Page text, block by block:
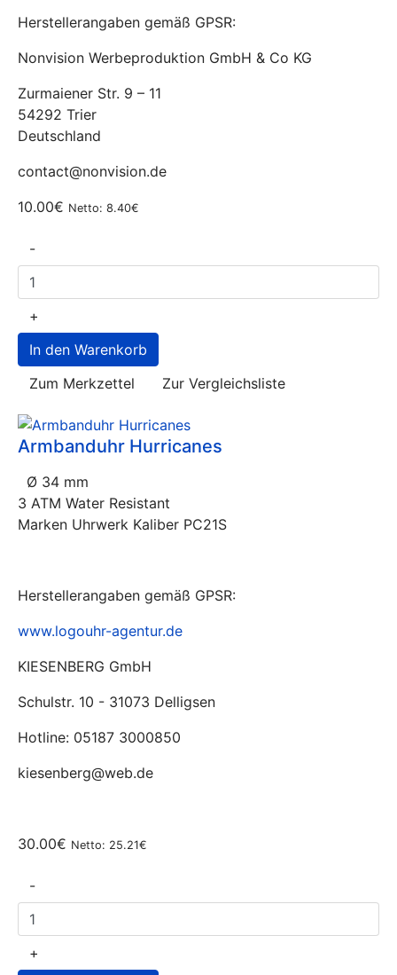
Herstellerangaben gemäß GPSR:
Nonvision Werbeproduktion GmbH & Co KG
Zurmaiener Str. 9 – 11
54292 Trier
Deutschland
contact@nonvision.de
10.00€ Netto: 8.40€
-
+
Zum Merkzettel Zur Vergleichsliste
Armbanduhr Hurricanes
Ø 34 mm
3 ATM Water Resistant
Marken Uhrwerk Kaliber PC21S
Herstellerangaben gemäß GPSR:
www.logouhr-agentur.de
KIESENBERG GmbH
Schulstr. 10 - 31073 Delligsen
Hotline: 05187 3000850
kiesenberg@web.de
30.00€ Netto: 25.21€
-
+